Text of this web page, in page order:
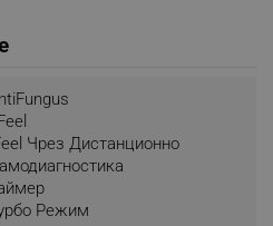
или дефектни части.
грешка ще се изведе на
тяло.
Чрез Дистанционно
Режим